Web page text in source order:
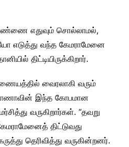
எதுவும் சொல்லாமல்,
எடுத்து வந்த கேமராமேனை
திட்டியிருக்கிறார்.
வைரலாகி வரும்
இந்த கோபமான
வருகிறார்கள். “தவறு
திட்டுவது
தெரிவித்து வருகின்றனர்.